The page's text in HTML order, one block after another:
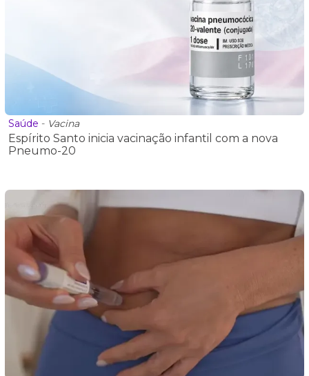
Saúde - Vacina
Espírito Santo inicia vacinação infantil com a nova
Pneumo-20